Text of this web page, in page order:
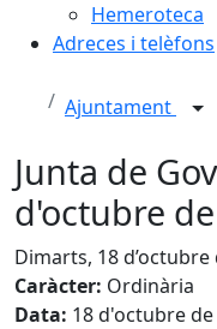
Hemeroteca
Adreces i telèfons
Ajuntament
Junta de
d'octubre
Dimarts, 18 d’octubre
Caràcter: Ordinària
Data: 18 d'octubre de